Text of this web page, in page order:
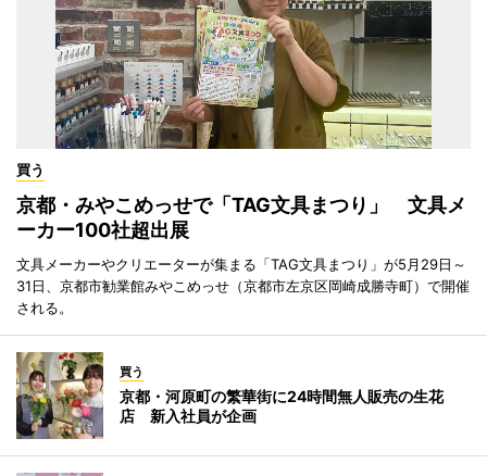
買う
京都・みやこめっせで「TAG文具まつり」 文具メ
ーカー100社超出展
文具メーカーやクリエーターが集まる「TAG文具まつり」が5月29日～
31日、京都市勧業館みやこめっせ（京都市左京区岡崎成勝寺町）で開催
される。
買う
京都・河原町の繁華街に24時間無人販売の生花
店 新入社員が企画